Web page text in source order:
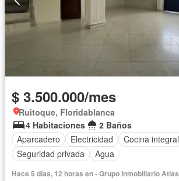
$ 3.500.000/mes
Ruitoque, Floridablanca
4 Habitaciones
2 Baños
Aparcadero
Electricidad Cocina integral
Seguridad privada
Agua
Hace 5 días, 12 horas en - Grupo Inmobiliario Atlas